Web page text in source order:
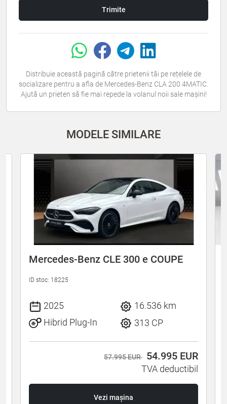
Trimite
Distribuie această pagină către prietenii tăi pe rețelele de
socializare pentru a afla de Mercedes-Benz CLA 200 4MATIC.
Ajută un prieten să fie mai repede la volanul noii sale mașini!
MODELE SIMILARE
Mercedes-Benz CLE 300 e COUPE
ID stoc: 18225
2025
16.536 km
Hibrid Plug-In
313 CP
57.995 EUR 54.995 EUR
TVA deductibil
Vezi mașina